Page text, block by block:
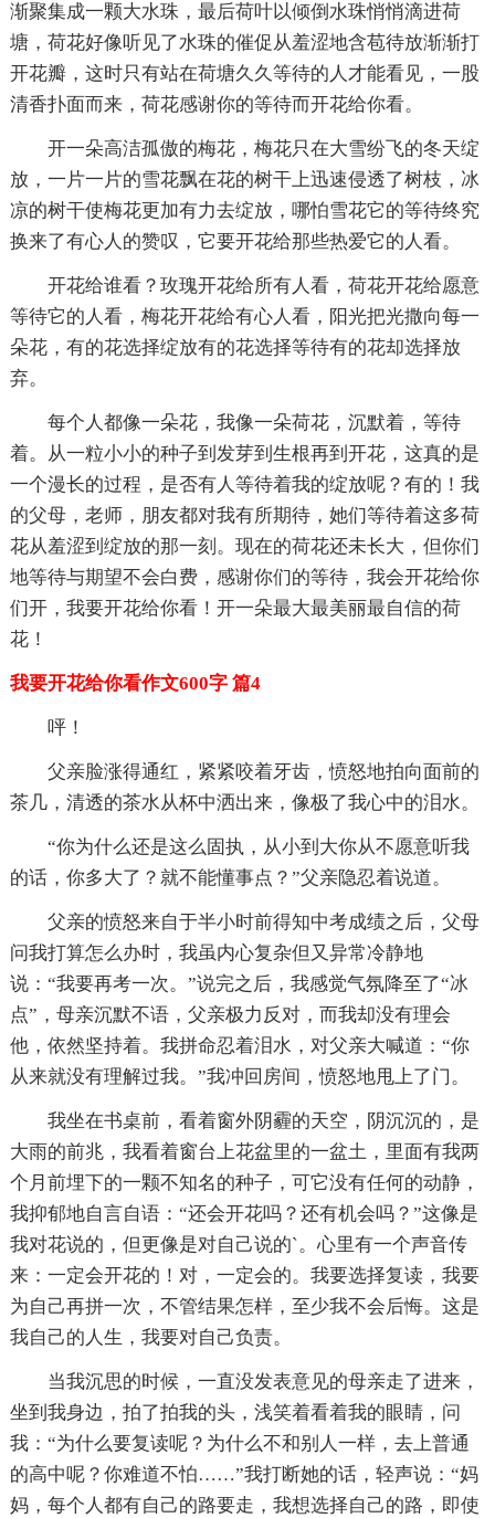
渐聚集成一颗大水珠，最后荷叶以倾倒水珠悄悄滴进荷
塘，荷花好像听见了水珠的催促从羞涩地含苞待放渐渐打
开花瓣，这时只有站在荷塘久久等待的人才能看见，一股
清香扑面而来，荷花感谢你的等待而开花给你看。
开一朵高洁孤傲的梅花，梅花只在大雪纷飞的冬天绽
放，一片一片的雪花飘在花的树干上迅速侵透了树枝，冰
凉的树干使梅花更加有力去绽放，哪怕雪花它的等待终究
换来了有心人的赞叹，它要开花给那些热爱它的人看。
开花给谁看？玫瑰开花给所有人看，荷花开花给愿意
等待它的人看，梅花开花给有心人看，阳光把光撒向每一
朵花，有的花选择绽放有的花选择等待有的花却选择放
弃。
每个人都像一朵花，我像一朵荷花，沉默着，等待
着。从一粒小小的种子到发芽到生根再到开花，这真的是
一个漫长的过程，是否有人等待着我的绽放呢？有的！我
的父母，老师，朋友都对我有所期待，她们等待着这多荷
花从羞涩到绽放的那一刻。现在的荷花还未长大，但你们
地等待与期望不会白费，感谢你们的等待，我会开花给你
们开，我要开花给你看！开一朵最大最美丽最自信的荷
花！
我要开花给你看作文600字 篇4
呯！
父亲脸涨得通红，紧紧咬着牙齿，愤怒地拍向面前的
茶几，清透的茶水从杯中洒出来，像极了我心中的泪水。
“你为什么还是这么固执，从小到大你从不愿意听我
的话，你多大了？就不能懂事点？”父亲隐忍着说道。
父亲的愤怒来自于半小时前得知中考成绩之后，父母
问我打算怎么办时，我虽内心复杂但又异常冷静地
说：“我要再考一次。”说完之后，我感觉气氛降至了“冰
点”，母亲沉默不语，父亲极力反对，而我却没有理会
他，依然坚持着。我拼命忍着泪水，对父亲大喊道：“你
从来就没有理解过我。”我冲回房间，愤怒地甩上了门。
我坐在书桌前，看着窗外阴霾的天空，阴沉沉的，是
大雨的前兆，我看着窗台上花盆里的一盆土，里面有我两
个月前埋下的一颗不知名的种子，可它没有任何的动静，
我抑郁地自言自语：“还会开花吗？还有机会吗？”这像是
我对花说的，但更像是对自己说的`。心里有一个声音传
来：一定会开花的！对，一定会的。我要选择复读，我要
为自己再拼一次，不管结果怎样，至少我不会后悔。这是
我自己的人生，我要对自己负责。
当我沉思的时候，一直没发表意见的母亲走了进来，
坐到我身边，拍了拍我的头，浅笑着看着我的眼睛，问
我：“为什么要复读呢？为什么不和别人一样，去上普通
的高中呢？你难道不怕……”我打断她的话，轻声说：“妈
妈，每个人都有自己的路要走，我想选择自己的路，即使